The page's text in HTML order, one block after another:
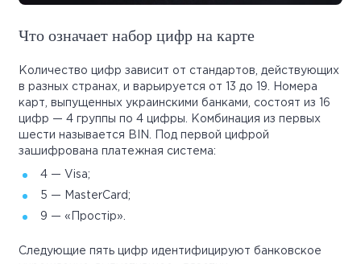
Что означает набор цифр на карте
Количество цифр зависит от стандартов, действующих
в разных странах, и варьируется от 13 до 19. Номера
карт, выпущенных украинскими банками, состоят из 16
цифр — 4 группы по 4 цифры. Комбинация из первых
шести называется BIN. Под первой цифрой
зашифрована платежная система:
4 — Visa;
5 — MasterCard;
9 — «Простір».
Следующие пять цифр идентифицируют банковское